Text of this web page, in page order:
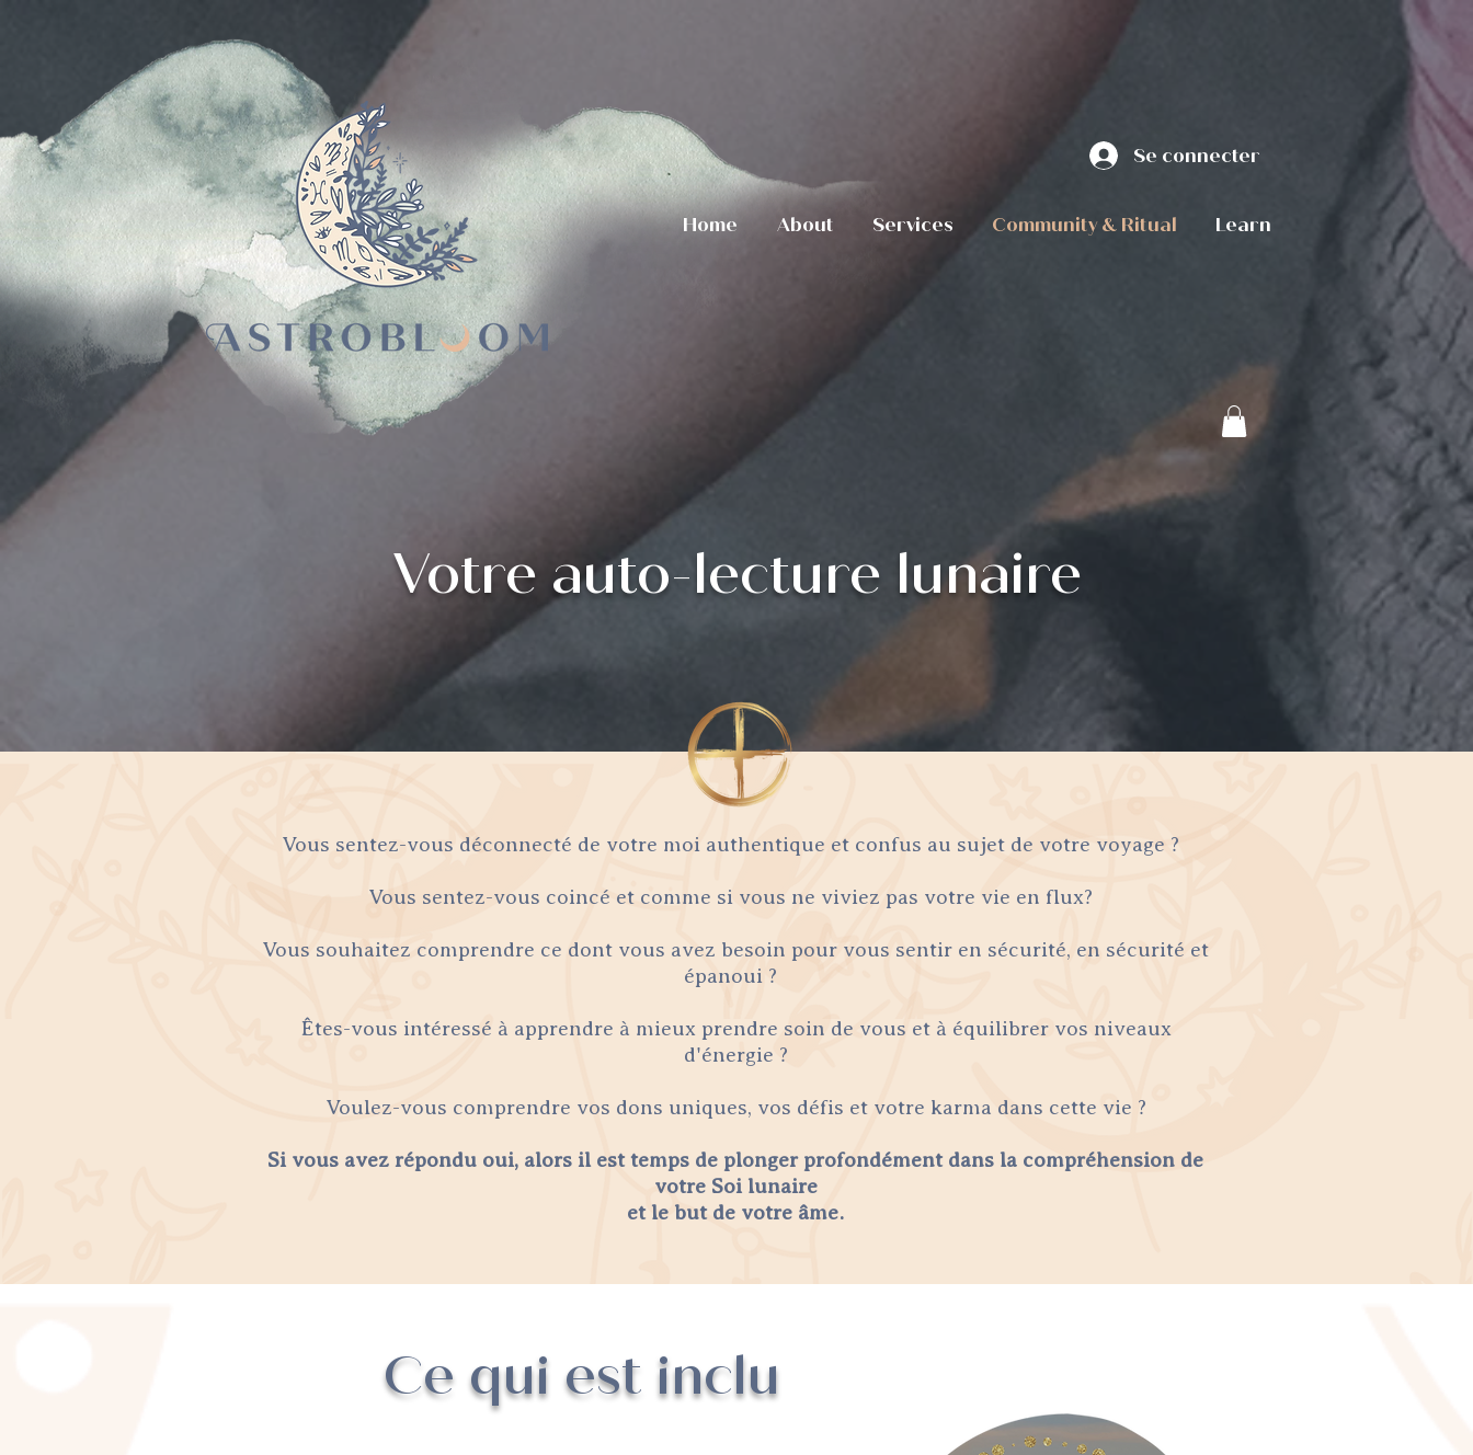
Home About Services Community & Ritual Learn
Se connecter
Votre auto-lecture lunaire
Vous sentez-vous déconnecté de votre moi authentique et confus au sujet de votre voyage ?
Vous sentez-vous coincé et comme si vous ne viviez pas votre vie en flux?
Vous souhaitez comprendre ce dont vous avez besoin pour vous sentir en sécurité, en sécurité et
épanoui ?
Êtes-vous intéressé à apprendre à mieux prendre soin de vous et à équilibrer vos niveaux
d'énergie ?
Voulez-vous comprendre vos dons uniques, vos défis et votre karma dans cette vie ?
Si vous avez répondu oui, alors il est temps de plonger profondément dans la compréhension de
votre Soi lunaire
et le but de votre âme.
Ce qui est inclu